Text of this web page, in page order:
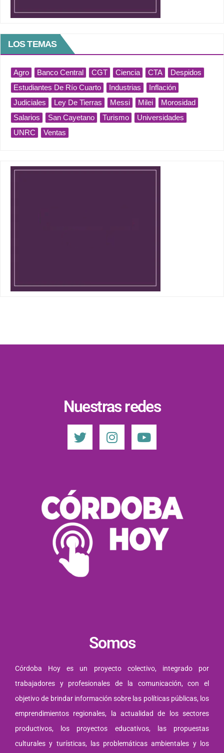
LOS TEMAS
Agro Banco Central CGT Ciencia CTA
Despidos
Estudiantes De Río Cuarto
Industrias
Inflación
Judiciales
Ley De Tierras Messi Milei
Morosidad
Salarios
San Cayetano Turismo
Universidades
UNRC
Ventas
Nuestras redes
Somos
Córdoba Hoy es un proyecto colectivo, integrado por
trabajadores y profesionales de la comunicación, con el
objetivo de brindar información sobre las políticas públicas, los
emprendimientos regionales, la actualidad de los sectores
productivos, los proyectos educativos, las propuestas
culturales y turísticas, las problemáticas ambientales y los